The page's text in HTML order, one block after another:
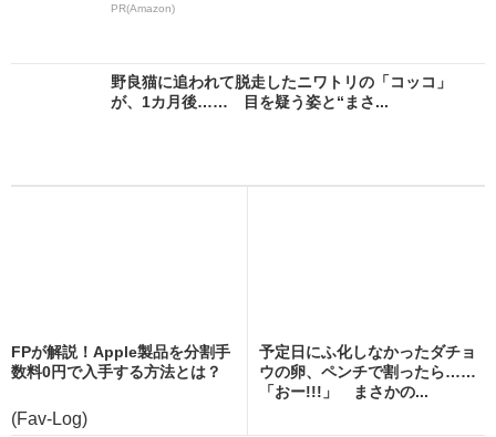
PR(Amazon)
野良猫に追われて脱走したニワトリの「コッコ」
が、1カ月後…… 目を疑う姿と“まさ...
FPが解説！Apple製品を分割手
数料0円で入手する方法とは？
(Fav-Log)
予定日にふ化しなかったダチョ
ウの卵、ペンチで割ったら……
「おー!!!」 まさかの...